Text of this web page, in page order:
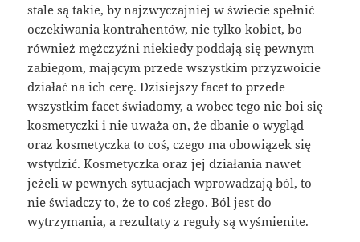
stale są takie, by najzwyczajniej w świecie spełnić
oczekiwania kontrahentów, nie tylko kobiet, bo
również mężczyźni niekiedy poddają się pewnym
zabiegom, mającym przede wszystkim przyzwoicie
działać na ich cerę. Dzisiejszy facet to przede
wszystkim facet świadomy, a wobec tego nie boi się
kosmetyczki i nie uważa on, że dbanie o wygląd
oraz kosmetyczka to coś, czego ma obowiązek się
wstydzić. Kosmetyczka oraz jej działania nawet
jeżeli w pewnych sytuacjach wprowadzają ból, to
nie świadczy to, że to coś złego. Ból jest do
wytrzymania, a rezultaty z reguły są wyśmienite.